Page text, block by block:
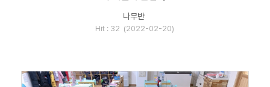
나무반
Hit : 32 (2022-02-20)